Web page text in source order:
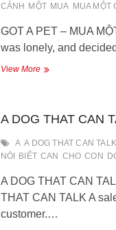
CẢNH
MỘT MUA MUA MỘT
GOT A PET – MUA
was lonely, and
View MoreGOT
MUA
CON
VẬT
A DOG THAT CAN
A A DOG THAT CAN TALK
NÓI
BIẾT CAN CHO CON
A DOG THAT CAN
THAT CAN TALK A
customer.…